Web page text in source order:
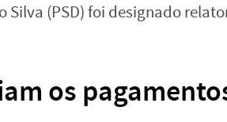
(PSD) foi designado
os